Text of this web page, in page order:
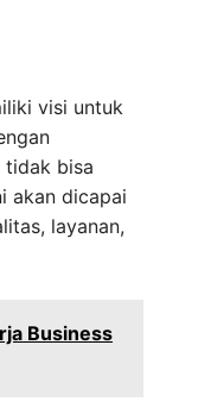
visi untuk
tidak bisa
akan dicapai
layanan,
Business